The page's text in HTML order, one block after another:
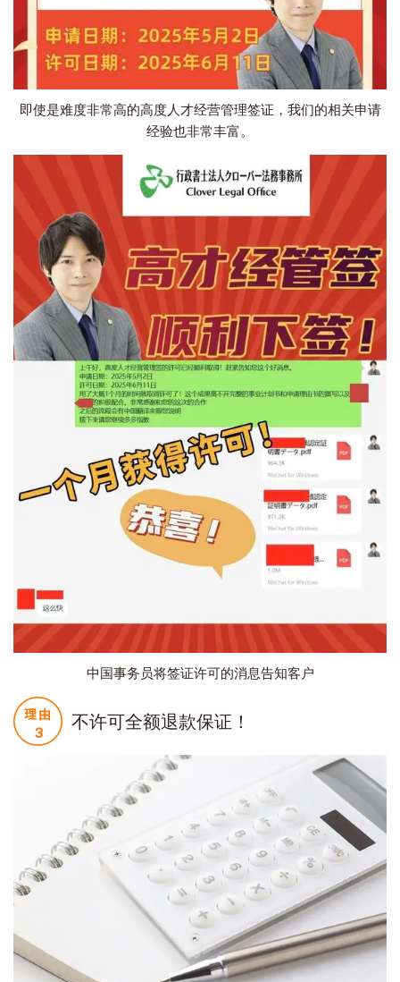
即使是难度非常高的高度人才经营管理签证，我们的相关申请
经验也非常丰富。
中国事务员将签证许可的消息告知客户
不许可全额退款保证！